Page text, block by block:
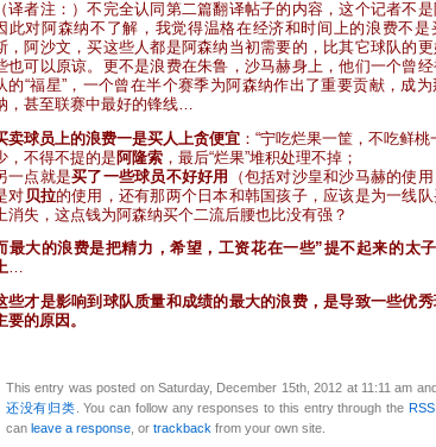
译者注：）不完全认同第二篇翻译帖子的内容，这个记者不是
此对阿森纳不了解，我觉得温格在经济和时间上的浪费不是
，阿沙文，买这些人都是阿森纳当初需要的，比其它球队的
也可以原谅。更不是浪费在朱鲁，沙马赫身上，他们一个曾
的“福星”，一个曾在半个赛季为阿森纳作出了重要贡献，成
，甚至联赛中最好的锋线…
卖球员上的浪费一是买人上贪便宜 ：“宁吃烂果一筐，不吃鲜桃
，不得不提的是 阿隆索 ，最后“烂果”堆积处理不掉；
一点就是买了一些球员不好好用
（包括对沙皇和沙马赫的使
对 贝拉的使用，还有那两个日本和韩国孩子，应该是为一线
消失，这点钱为阿森纳买个二流后腰也比没有强？
最大的浪费是把精力，希望，工资花在一些”提不起来的太
…
些才是影响到球队质量和成绩的最大的浪费，是导致一些优
要的原因。
This entry was posted on Saturday, December 15th, 2012 at 11:11 am
还没有归类 . You can follow any responses to this entry through the
can leave a response , or trackback from your own site.